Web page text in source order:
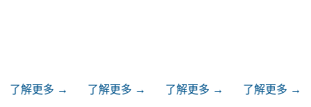
了解更多 → 了解更多 → 了解更多 → 了解更多 →